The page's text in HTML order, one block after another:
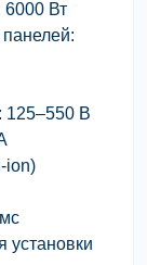
6000 Вт
125–550 В
ion)
установки